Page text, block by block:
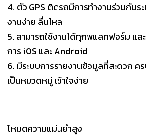
4. ตัว GPS ติดรถมีการทำงานร่วมกับร
งานง่าย ลื่นไหล
5. สามารถใช้งานได้ทุกพแลทฟอร์ม แล
การ iOS และ Android
6. มีระบบการรายงานข้อมูลที่สะดวก ค
เป็นหมวดหมู่ เข้าใจง่าย
โหมดความแม่นยำสูง